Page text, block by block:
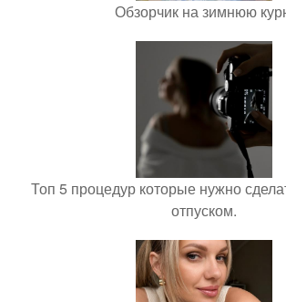
Обзорчик на зимнюю
Топ 5 процедур которые нужно
отпуском.